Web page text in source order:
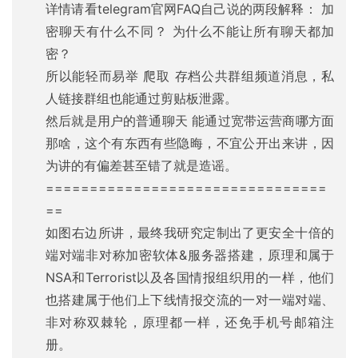
详情请看telegram官网FAQ自己说的两段解释： 加
密聊天有什么不同？ 为什么不能让所有聊天都加
密？
所以能轻而易举 爬取 存档公共群组频道消息，私
人链接群组也能通过剪贴板泄露。
然后就是用户的普通聊天 能通过宽带运营商哪方面
那啥，这个有东西有些隐晦，不宜公开出来讲，因
为讲的有偏差甚至错了就是造谣。
================================
==
如图右边所讲，最终我研究定制出了更安全十倍的
端对端非对称加密软体&服务器搭建，原理和属于
NSA和Terrorist以及各国情报组织用的一样，他们
也搭建属于他们上下线情报交流的一对一端对端、
非对称双棘轮，原理都一样，还免手机号邮箱注
册。